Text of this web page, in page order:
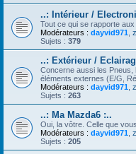
..: Intérieur /
Tout ce qui se rapporte
Modérateurs : dayvid971
Sujets : 379
..: Extérieur /
Concerne aussi les Pneus,
éléments externes (E/G,
Modérateurs : dayvid971
Sujets : 263
..: Ma Mazda6 :..
Oui, la vôtre. Celle que
Modérateurs : dayvid971
Sujets : 205